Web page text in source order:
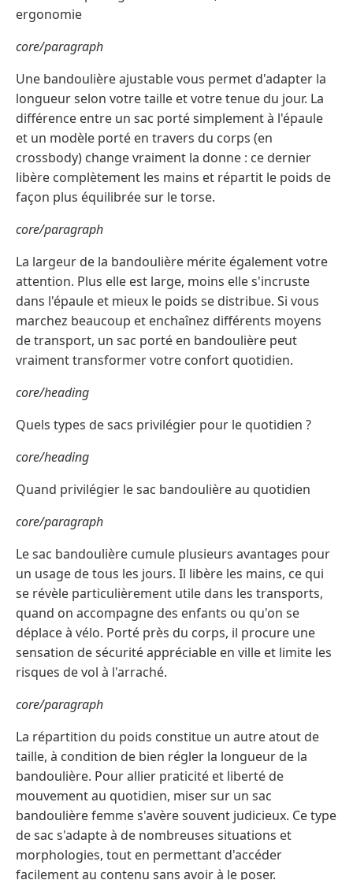
ergonomie
core/paragraph
Une bandoulière ajustable vous permet d'adapter la
longueur selon votre taille et votre tenue du jour. La
différence entre un sac porté simplement à l'épaule
et un modèle porté en travers du corps (en
crossbody) change vraiment la donne : ce dernier
libère complètement les mains et répartit le poids de
façon plus équilibrée sur le torse.
core/paragraph
La largeur de la bandoulière mérite également votre
attention. Plus elle est large, moins elle s'incruste
dans l'épaule et mieux le poids se distribue. Si vous
marchez beaucoup et enchaînez différents moyens
de transport, un sac porté en bandoulière peut
vraiment transformer votre confort quotidien.
core/heading
Quels types de sacs privilégier pour le quotidien ?
core/heading
Quand privilégier le sac bandoulière au quotidien
core/paragraph
Le sac bandoulière cumule plusieurs avantages pour
un usage de tous les jours. Il libère les mains, ce qui
se révèle particulièrement utile dans les transports,
quand on accompagne des enfants ou qu'on se
déplace à vélo. Porté près du corps, il procure une
sensation de sécurité appréciable en ville et limite les
risques de vol à l'arraché.
core/paragraph
La répartition du poids constitue un autre atout de
taille, à condition de bien régler la longueur de la
bandoulière. Pour allier praticité et liberté de
mouvement au quotidien, miser sur un sac
bandoulière femme s'avère souvent judicieux. Ce type
de sac s'adapte à de nombreuses situations et
morphologies, tout en permettant d'accéder
facilement au contenu sans avoir à le poser.